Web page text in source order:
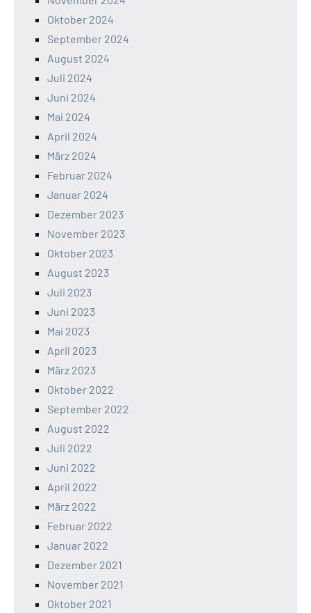
Oktober 2024
September 2024
August 2024
Juli 2024
Juni 2024
Mai 2024
April 2024
März 2024
Februar 2024
Januar 2024
Dezember 2023
November 2023
Oktober 2023
August 2023
Juli 2023
Juni 2023
Mai 2023
April 2023
März 2023
Oktober 2022
September 2022
August 2022
Juli 2022
Juni 2022
April 2022
März 2022
Februar 2022
Januar 2022
Dezember 2021
November 2021
Oktober 2021